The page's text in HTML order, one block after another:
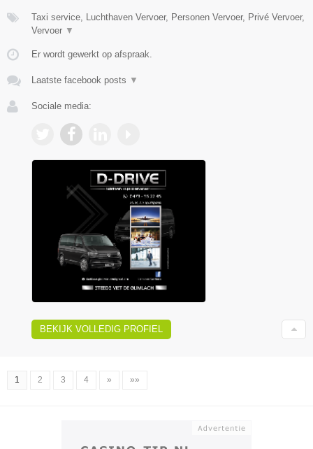
Taxi service, Luchthaven Vervoer, Personen Vervoer, Privé Vervoer,
Vervoer ▼
Er wordt gewerkt op afspraak.
Laatste facebook posts ▼
Sociale media:
BEKIJK VOLLEDIG PROFIEL
1 2 3 4 » »»